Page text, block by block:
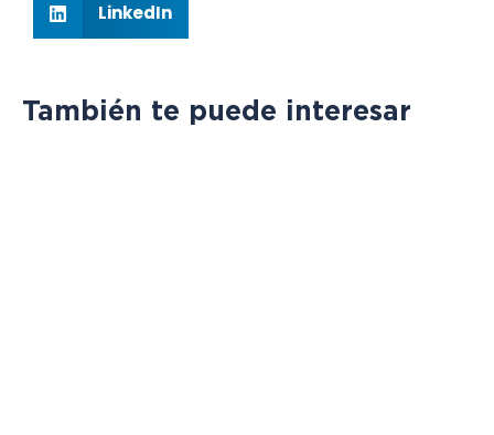
LinkedIn
También te puede interesar